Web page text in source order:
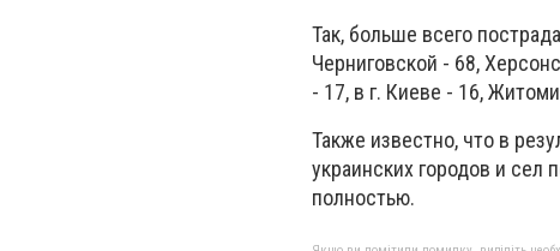
Так, больше всего
Черниговской - 68,
- 17, в г. Киеве - 16,
Также известно, что в
украинских городов и
полностью.